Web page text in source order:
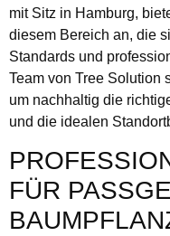
mit Sitz in Hamburg,
diesem Bereich an, die
Standards und
Team von Tree Solution
um nachhaltig die
und die idealen
FÜR